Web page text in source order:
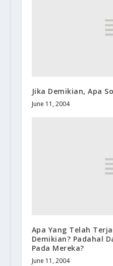
Jika Demikian, Apa
June 11, 2004
Apa Yang Telah
Demikian? Padahal
Pada Mereka?
June 11, 2004